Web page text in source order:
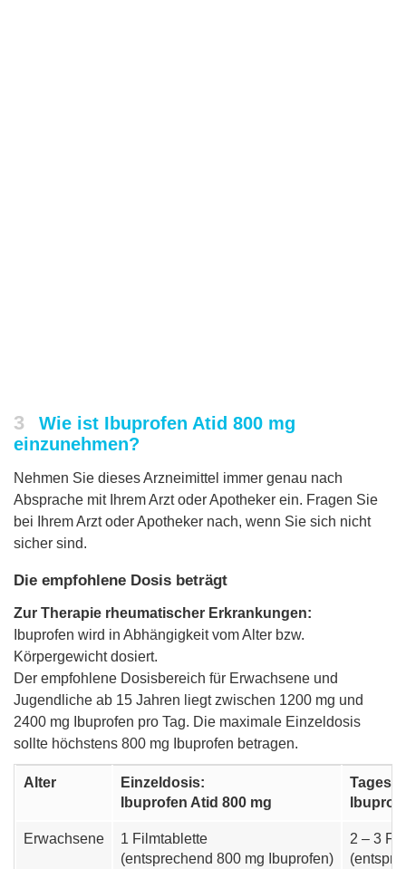
3
Wie ist Ibuprofen Atid 800 mg
einzunehmen?
Nehmen Sie dieses Arzneimittel immer genau nach
Absprache mit Ihrem Arzt oder Apotheker ein. Fragen Sie
bei Ihrem Arzt oder Apotheker nach, wenn Sie sich nicht
sicher sind.
Die empfohlene Dosis beträgt
Zur Therapie rheumatischer Erkrankungen:
Ibuprofen wird in Abhängigkeit vom Alter bzw.
Körpergewicht dosiert.
Der empfohlene Dosisbereich für Erwachsene und
Jugendliche ab 15 Jahren liegt zwischen 1200 mg und
2400 mg Ibuprofen pro Tag. Die maximale Einzeldosis
sollte höchstens 800 mg Ibuprofen betragen.
Alter
Einzeldosis:
Ibuprofen Atid 800 mg
Erwachsene
1 Filmtablette
(entsprechend 800 mg Ibuprofen)
2 – 3